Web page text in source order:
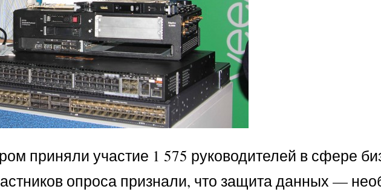
приняли участие 1 575 руководителей в сфере
опроса признали, что защита данных —